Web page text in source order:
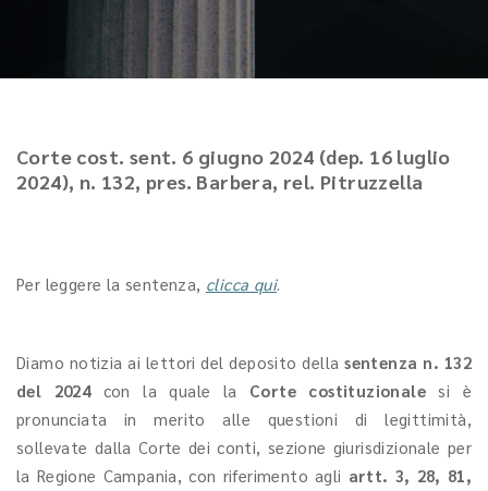
Corte cost. sent. 6 giugno 2024 (dep. 16 luglio
2024), n. 132, pres. Barbera, rel. Pitruzzella
Per leggere la sentenza, clicca qui.
Diamo notizia ai lettori del deposito dellasentenza n. 132
del 2024con la quale la Corte costituzionale si è
pronunciata in merito alle questioni di legittimità,
sollevate dalla Corte dei conti, sezione giurisdizionale per
la Regione Campania, con riferimento agli artt. 3, 28, 81,